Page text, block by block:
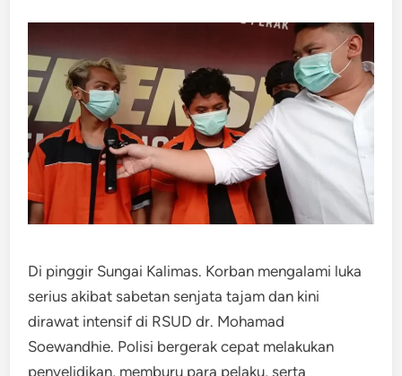
Di pinggir Sungai Kalimas. Korban mengalami luka
serius akibat sabetan senjata tajam dan kini
dirawat intensif di RSUD dr. Mohamad
Soewandhie. Polisi bergerak cepat melakukan
penyelidikan, memburu para pelaku, serta